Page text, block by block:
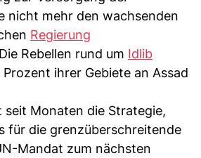
nicht mehr den wachsenden
Regierung
Rebellen rund um Idlib
ihrer Gebiete an Assad
seit Monaten die Strategie,
für die grenzüberschreitende
Mandat zum nächsten